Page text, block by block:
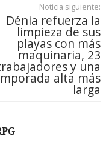
Noticia siguiente:
Dénia refuerza la
limpieza de sus
playas con más
maquinaria, 23
y una
alta más
larga